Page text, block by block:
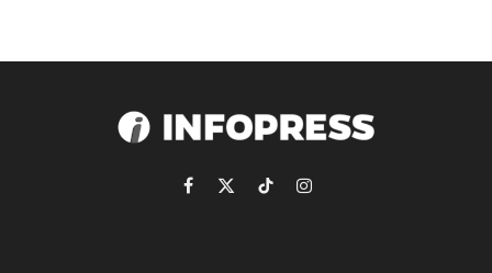
Facebook
X
TikTokInstagram